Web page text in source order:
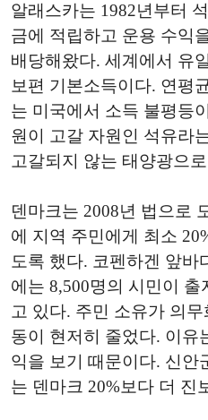
알래스카는 1982년부터
금에 적립하고 운용 수익
배당해왔다. 세계에서 유
보편 기본소득이다. 연평
는 미국에서 소득 불평등
원이 고갈 자원인 석유라
고갈되지 않는 태양광으
덴마크는 2008년 법으로
에 지역 주민에게 최소
도록 했다. 코펜하겐 앞바
에는 8,500명의 시민이 출
고 있다. 주민 소유가 의
동이 현저히 줄었다. 이
익을 보기 때문이다. 신안
는 덴마크 20%보다 더 진